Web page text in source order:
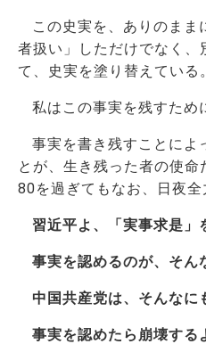
この史実を、ありのま
者扱い」しただけでなく、
て、史実を塗り替えている。
私はこの事実を残すため
事実を書き残すことによ
とが、生き残った者の使命
80を過ぎてもなお、日夜全
習近平よ、「実事求是」
事実を認めるのが、そん
中国共産党は、そんなに
事実を認めたら崩壊する